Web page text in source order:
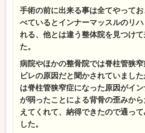
手術の前に出来る事は全てやって
べているとインナーマッスルのリハ
れる、他とは違う整体院を見つけて
た。
病院やほかの整骨院では脊柱管狭
ビレの原因だと聞かされていまし
は脊柱管狭窄症になった原因がイ
が弱ったことによる背骨の歪みか
えてくれて、納得できたので通っ
した。